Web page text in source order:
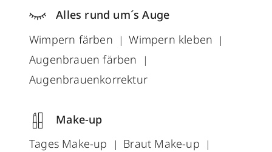
Alles rund um´s Auge
Wimpern färben
Wimpern kleben
Augenbrauen färben
Augenbrauenkorrektur
Make-up
Tages Make-up
Braut Make-up